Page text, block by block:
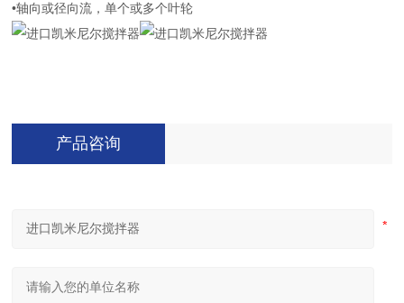
•轴向或径向流，单个或多个叶轮
产品咨询